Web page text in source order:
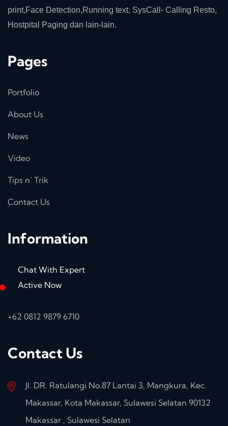
print,Face Detection,Running text, SysCall- Calling Resto,
Hostpital Paging dan lain-lain.
Pages
Portfolio
About Us
News
Video
Tips n’ Trik
Contact Us
Information
Chat With Expert
Active Now
+62 0812 9879 6710
Contact Us
Jl. DR. Ratulangi No.87 Lantai 3, Mangkura, Kec.
Makassar, Kota Makassar, Sulawesi Selatan 90132
Makassar , Sulawesi Selatan